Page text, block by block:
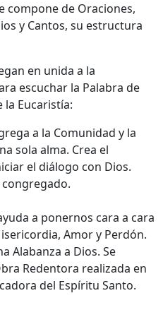
compone de Oraciones,
y Cantos, su estructura
en unida a la
escuchar la Palabra de
Eucaristía:
a la Comunidad y la
sola alma. Crea el
el diálogo con Dios.
congregado.
a ponernos cara a cara
Amor y Perdón.
Alabanza a Dios. Se
Redentora realizada en
del Espíritu Santo.